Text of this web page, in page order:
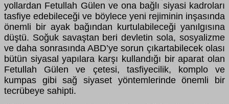
yollardan Fetullah Gülen ve ona bağlı siyasi kadroları
tasfiye edebileceği ve böylece yeni rejiminin inşasında
önemli bir ayak bağından kurtulabileceği yanılgısına
düştü. Soğuk savaştan beri devletin sola, sosyalizme
ve daha sonrasında ABD’ye sorun çıkartabilecek olası
bütün siyasal yapılara karşı kullandığı bir aparat olan
Fetullah Gülen ve çetesi, tasfiyecilik, komplo ve
kumpas gibi sağ siyaset yöntemlerinde önemli bir
tecrübeye sahipti.